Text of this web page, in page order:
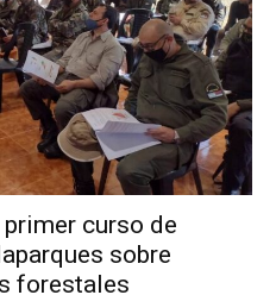
curso de
sobre
forestales